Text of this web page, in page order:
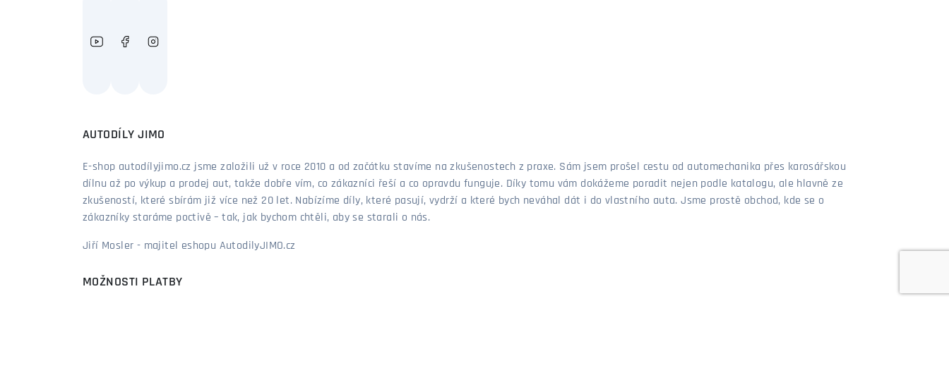
AUTODÍLY JIMO
E-shop autodílyjimo.cz jsme založili už v roce 2010 a od začátku stavíme na zkušenostech z praxe. Sám jsem prošel cestu od automechanika přes karosářskou
dílnu až po výkup a prodej aut, takže dobře vím, co zákazníci řeší a co opravdu funguje. Díky tomu vám dokážeme poradit nejen podle katalogu, ale hlavně ze
zkušeností, které sbírám již více než 20 let. Nabízíme díly, které pasují, vydrží a které bych neváhal dát i do vlastního auta. Jsme prostě obchod, kde se o
zákazníky staráme poctivě – tak, jak bychom chtěli, aby se starali o nás.
Jiří Mosler - majitel eshopu AutodilyJIMO.cz
MOŽNOSTI PLATBY